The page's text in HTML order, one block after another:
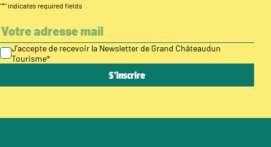
"*" indicates required fields
J’accepte de recevoir la Newsletter de Grand Châteaudun
Tourisme*